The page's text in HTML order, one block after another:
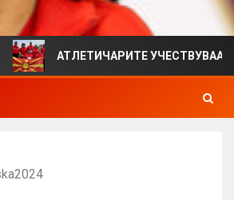
АТЛЕТИЧАРИТЕ УЧЕСТВУВААТ НА